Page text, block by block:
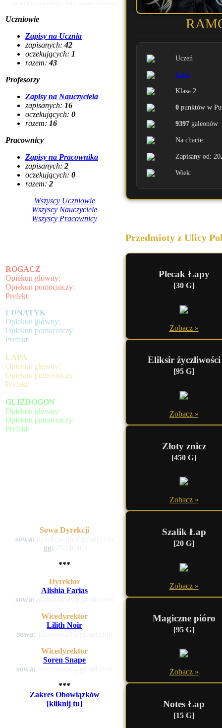
Uczniowie
Zapisy na Ucznia
zapisanych:42
oczekujących: 1
razem:43
Profesorzy
Zapisy na Nauczyciela
zapisanych: 16
oczekujących: 0
razem: 16
Pracownicy
Zapisy na Pracownika
zapisanych: 2
oczekujących: 0
razem: 2
Wszyscy Uczniowie
Wszyscy Nauczyciele
Wszyscy Pracownicy
ROGACZ
Opiekun główny:
Opiekun pomocniczy:
Prefekt:
LUNATYK
Opiekun główny:
Opiekun pomocniczy:
Prefekt:
ŁAPA
Opiekun główny:
Opiekun pomocniczy:
Prefekt:
GLIZDOGON
Opiekun główny:
Opiekun pomocniczy:
Prefekt:
Sowa Dyrekcji
sowa:
gg:
***
Dyrektor
Alishia Farias
sowa:
Wicedyrektor
Lilith Noir
sowa:
Wicedyrektor
Soren Snape
sowa:
***
Zakres Obowiązków
[kliknij tu]
Uczeń
Łapa
Klasa 2
0 punktów w
9397 galeonów
Na chacie:
Zapisany od:
Wiek:
Przedmioty z Ulicy
Plecak Łapy
[30 G]
Zobacz »
Eliksir życzliwości
[95 G]
Zobacz »
Złoty znicz
[450 G]
Zobacz »
Szalik Łap
[20 G]
Zobacz »
Magiczne pióro
[95 G]
Zobacz »
Notes Łap
[15 G]